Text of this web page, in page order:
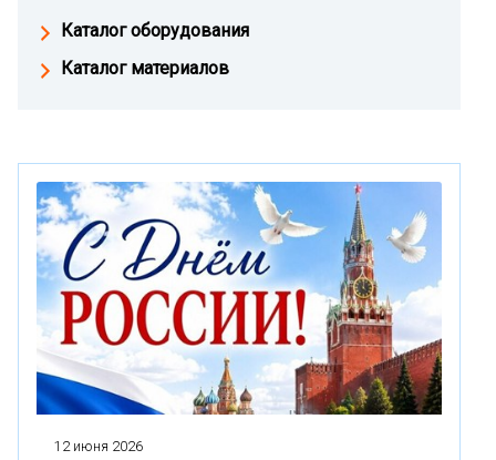
Каталог оборудования
Каталог материалов
12 июня 2026